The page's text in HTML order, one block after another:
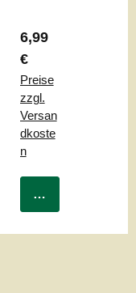
(mat
t)
Regulärer Preis:
6,99
€
Preise
zzgl.
Versan
dkoste
n
In den